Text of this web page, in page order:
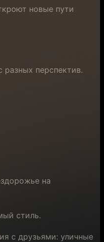
новые пути
перспектив.
на
стиль.
с друзьями: уличные